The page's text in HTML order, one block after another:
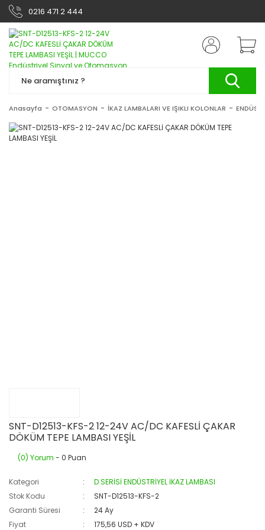
0216 471 2 444
Anasayfa OTOMASYON İKAZ LAMBALARI VE IŞIKLI KOLONLAR
SNT-D12513-KFS-2 12-24V AC/DC KAFESLİ ÇAKAR
DÖKÜM TEPE LAMBASI YEŞİL
(0) Yorum - 0 Puan
Kategori
D SERİSİ ENDÜSTRİYEL İKAZ LAMBASI
Stok Kodu
SNT-D12513-KFS-2
Garanti Süresi
24 Ay
Fiyat
175,56 USD + KDV